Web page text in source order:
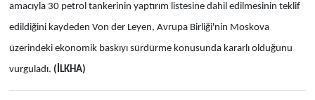
amacıyla 30 petrol tankerinin yaptırım listesine dahil edilmesinin teklif
edildiğini kaydeden Von der Leyen, Avrupa Birliği'nin Moskova
üzerindeki ekonomik baskıyı sürdürme konusunda kararlı olduğunu
vurguladı. (İLKHA)